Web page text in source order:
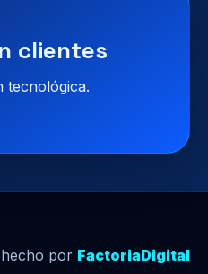
clientes
tecnológica.
hecho por FactoriaDigital